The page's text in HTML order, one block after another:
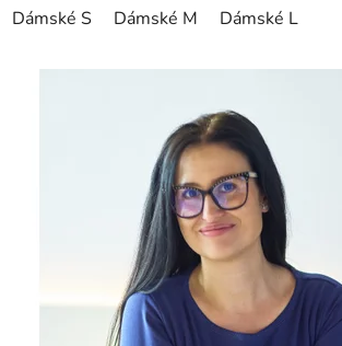
Dámské S Dámské M Dámské L